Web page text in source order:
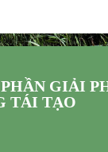
GIẢI
TÁI TẠO